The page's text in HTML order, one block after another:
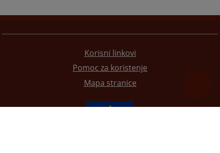
Korisni linkovi
Pomoc za koristenje
Mapa stranice